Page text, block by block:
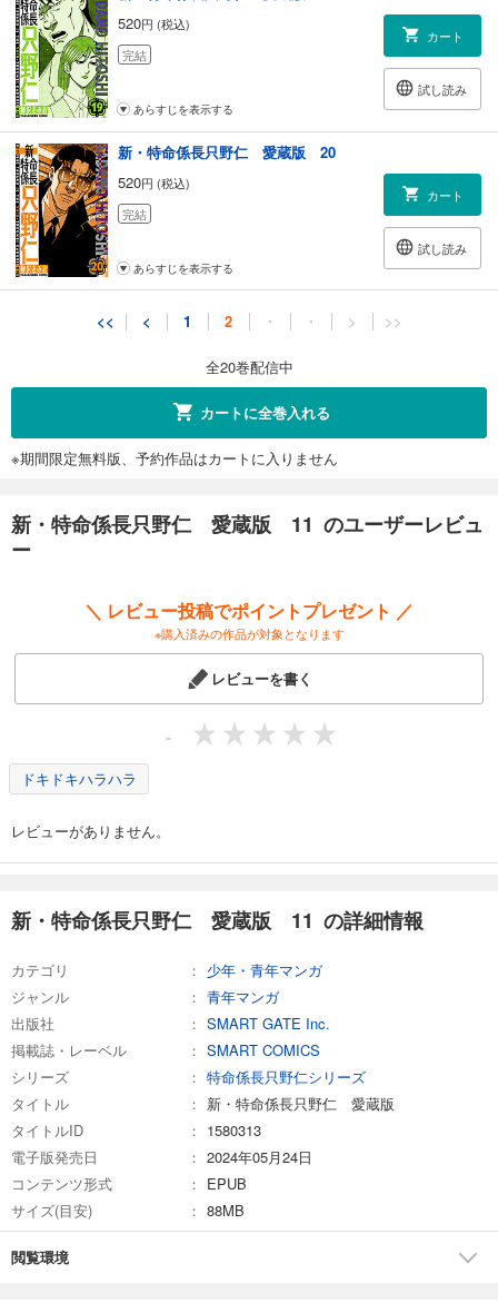
520円 (税込)
完結
カート
試し読み
あらすじを表示する
新・特命係長只野仁 愛蔵版 20
520円 (税込)
完結
カート
試し読み
あらすじを表示する
<< < 1 2 ・ ・ > >>
全20巻配信中
カートに全巻入れる
※期間限定無料版、予約作品はカートに入りません
新・特命係長只野仁 愛蔵版 11 のユーザーレビュ
ー
＼ レビュー投稿でポイントプレゼント ／
※購入済みの作品が対象となります
レビューを書く
-
ドキドキハラハラ
レビューがありません。
新・特命係長只野仁 愛蔵版 11 の詳細情報
カテゴリ
少年・青年マンガ
ジャンル
青年マンガ
出版社
SMART GATE Inc.
掲載誌・レーベル
SMART COMICS
シリーズ
特命係長只野仁シリーズ
タイトル
新・特命係長只野仁 愛蔵版
タイトルID
1580313
電子版発売日
2024年05月24日
コンテンツ形式
EPUB
サイズ(目安)
88MB
閲覧環境